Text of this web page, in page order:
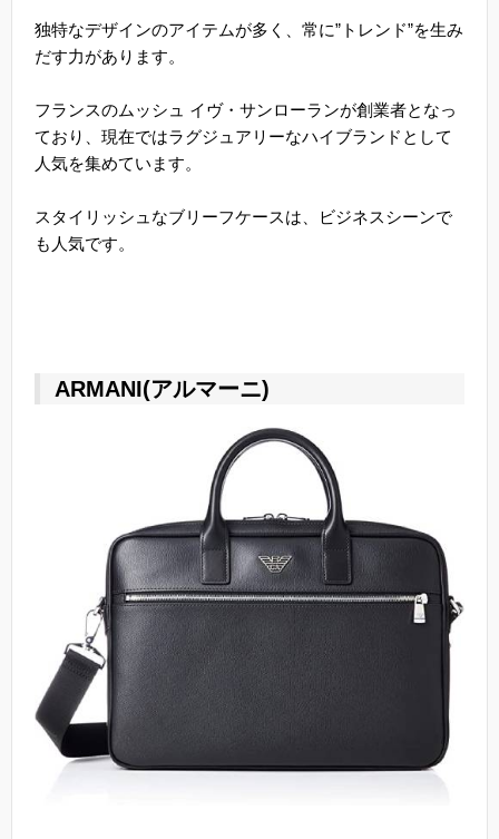
独特なデザインのアイテムが多く、常に”トレンド”を生み
だす力があります。
フランスのムッシュ イヴ・サンローランが創業者となっ
ており、現在ではラグジュアリーなハイブランドとして
人気を集めています。
スタイリッシュなブリーフケースは、ビジネスシーンで
も人気です。
ARMANI(アルマーニ)